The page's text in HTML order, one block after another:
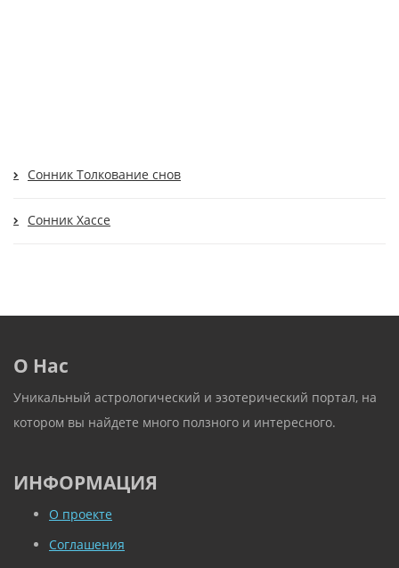
Cонник Толкование снов
Сонник Хассе
О Нас
Уникальный астрологический и эзотерический портал, на
котором вы найдете много ползного и интересного.
ИНФОРМАЦИЯ
О проекте
Соглашения